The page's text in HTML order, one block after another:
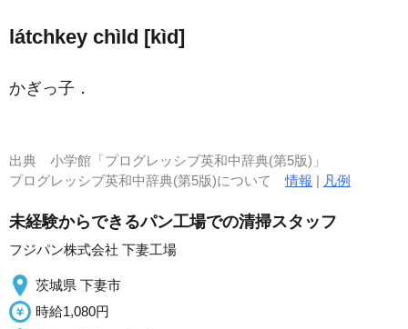
látchkey chìld [kìd]
かぎっ子 ．
出典 小学館「プログレッシブ英和中辞典(第5版)」
プログレッシブ英和中辞典(第5版)について情報 | 凡例
未経験からできるパン工場での清掃スタッフ
フジパン株式会社 下妻工場
茨城県 下妻市
時給1,080円